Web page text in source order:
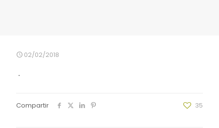
02/02/2018
.
Compartir 35